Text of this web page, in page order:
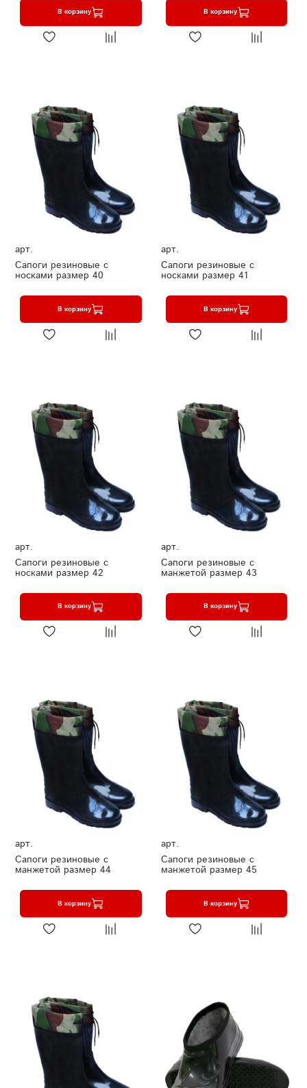
В корзину В корзину
арт.
Сапоги резиновые с
носками размер 40
В корзину
арт.
Сапоги резиновые с
носками размер 41
В корзину
арт.
Сапоги резиновые с
носками размер 42
В корзину
арт.
Сапоги резиновые с
манжетой размер 43
В корзину
арт.
Сапоги резиновые с
манжетой размер 44
В корзину
арт.
Сапоги резиновые с
манжетой размер 45
В корзину